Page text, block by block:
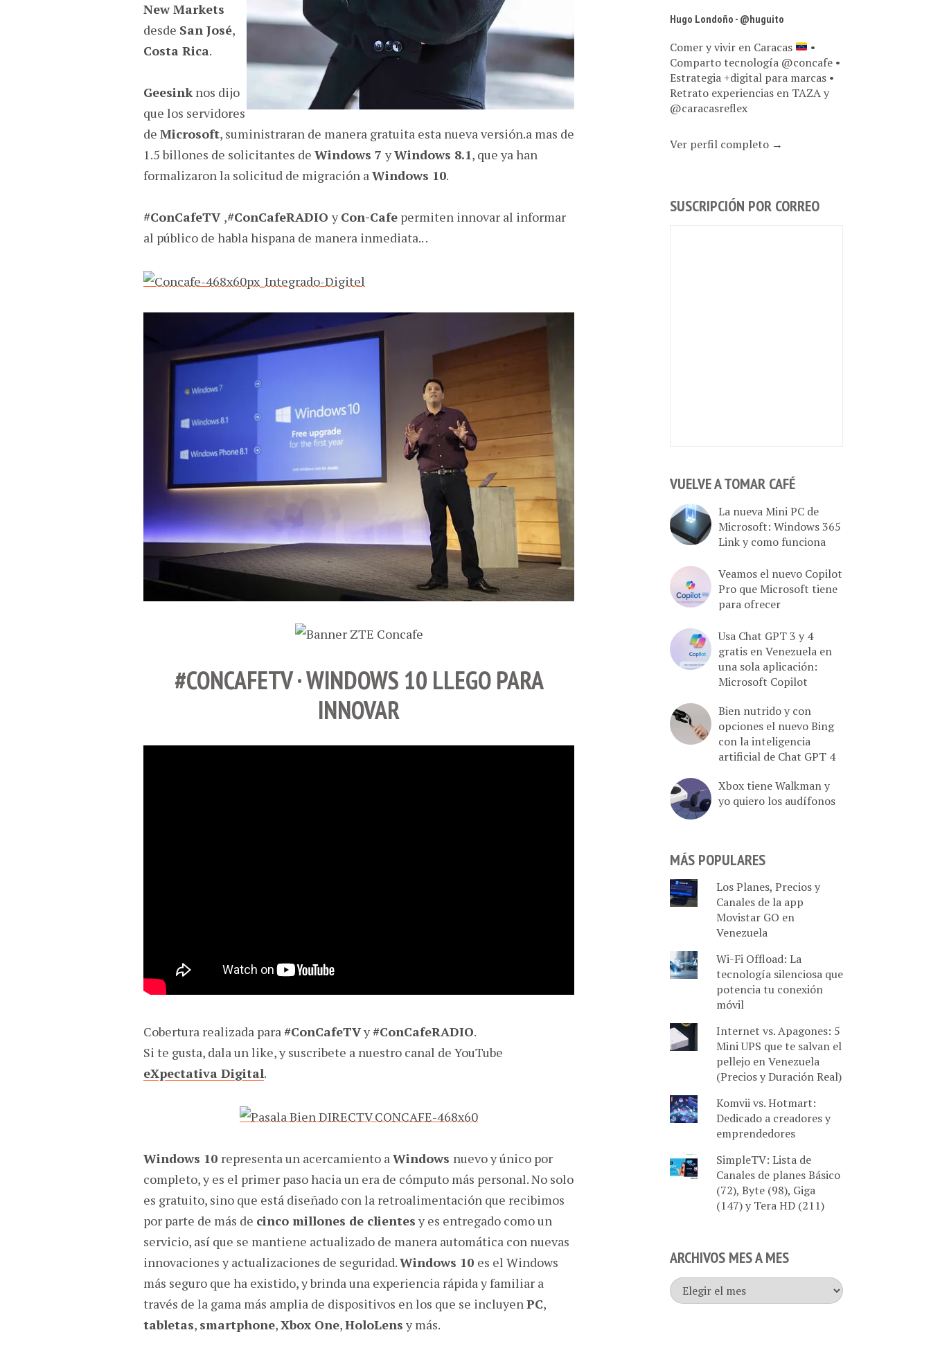
New Markets
desde San José,
Costa Rica.
Geesink nos dijo
que los servidores
de Microsoft, suministraran de manera gratuita esta nueva versión.a mas de
1.5 billones de solicitantes de Windows 7 yWindows 8.1, que ya han
formalizaron la solicitud de migración aWindows 10.
#ConCafeTV ,#ConCafeRADIO yCon-Cafe permiten innovar al informar
al público de habla hispana de manera inmediata.. .
#CONCAFETV · WINDOWS 10 LLEGO PARA
INNOVAR
Cobertura realizada para #ConCafeTVy#ConCafeRADIO.
Si te gusta, dala un like, y suscribete a nuestro canal de YouTube
eXpectativa Digital.
Windows 10 representa un acercamiento a Windows nuevo y único por
completo, y es el primer paso hacia un era de cómputo más personal. No solo
es gratuito, sino que está diseñado con la retroalimentación que recibimos
por parte de más de cinco millones de clientes y es entregado como un
servicio, así que se mantiene actualizado de manera automática con nuevas
innovaciones y actualizaciones de seguridad.Windows 10 es el Windows
más seguro que ha existido, y brinda una experiencia rápida y familiar a
través de la gama más amplia de dispositivos en los que se incluyen PC,
tabletas, smartphone,Xbox One,HoloLens y más.
Hugo Londoño - @huguito
Comer y vivir en Caracas
•
Comparto tecnología @concafe •
Estrategia +digital para marcas •
Retrato experiencias en TAZA y
@caracasreflex
Ver perfil completo →
SUSCRIPCIÓN POR CORREO
VUELVE A TOMAR CAFÉ
La nueva Mini PC de
Microsoft: Windows 365
Link y como funciona
Veamos el nuevo Copilot
Pro que Microsoft tiene
para ofrecer
Usa Chat GPT 3 y 4
gratis en Venezuela en
una sola aplicación:
Microsoft Copilot
Bien nutrido y con
opciones el nuevo Bing
con la inteligencia
artificial de Chat GPT 4
Xbox tiene Walkman y
yo quiero los audífonos
MÁS POPULARES
Los Planes, Precios y
Canales de la app
Movistar GO en
Venezuela
Wi-Fi Offload: La
tecnología silenciosa que
potencia tu conexión
móvil
Internet vs. Apagones: 5
Mini UPS que te salvan el
pellejo en Venezuela
(Precios y Duración Real)
Komvii vs. Hotmart:
Dedicado a creadores y
emprendedores
SimpleTV: Lista de
Canales de planes Básico
(72), Byte (98), Giga
(147) y Tera HD (211)
ARCHIVOS MES A MES
Archivos
mes